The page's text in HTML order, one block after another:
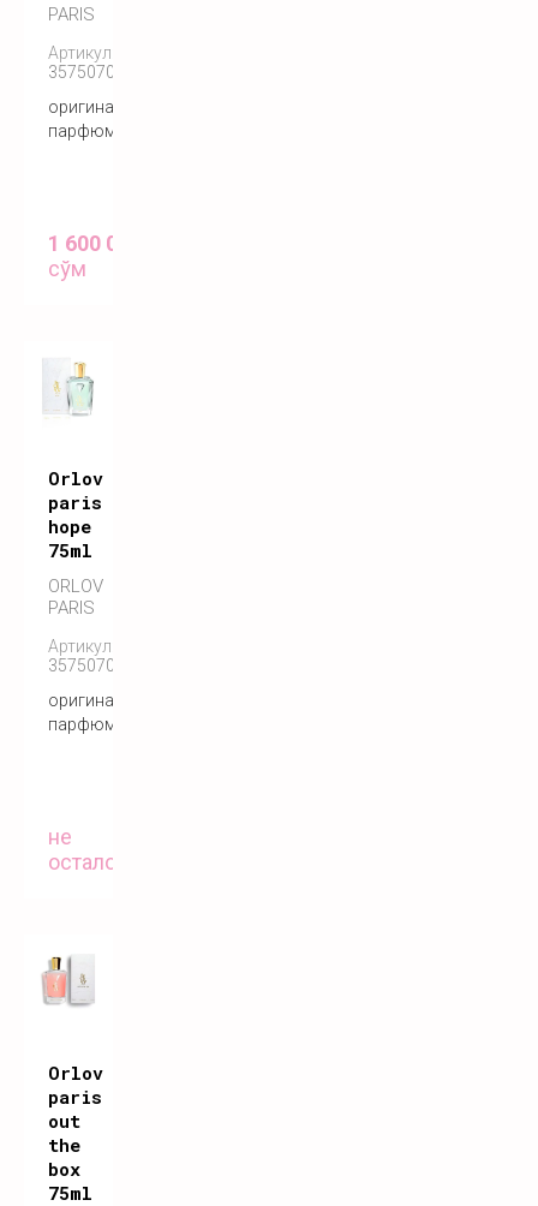
PARIS
Артикул:
3575070055122
оригинальный
парфюм
1 600 000
сўм
Orlov
paris
hope
75ml
ORLOV
PARIS
Артикул:
3575070055122
оригинальный
парфюм
не
осталось
Orlov
paris
out
the
box
75ml